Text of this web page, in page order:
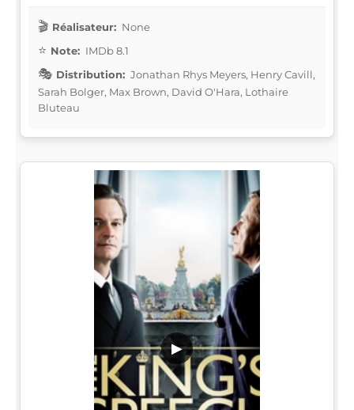
Réalisateur: None
Note: IMDb 8.1
Distribution: Jonathan Rhys Meyers, Henry Cavill,
Sarah Bolger, Max Brown, David O'Hara, Lothaire
Bluteau
▶